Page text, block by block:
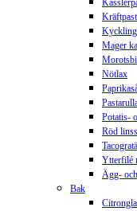
Mager
Nötlax
Potatis-
Röd
Ytterfilé
Ägg-
Bak